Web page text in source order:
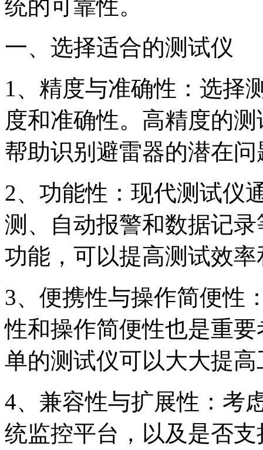
统的可靠性。
一、选择适合的测试仪
1、精度与准确性：选择
度和准确性。高精度的
帮助识别避雷器的潜在问
2、功能性：现代测试仪
测、自动报警和数据记
功能，可以提高测试效
3、便携性与操作简便性
性和操作简便性也是重
单的测试仪可以大大提
4、兼容性与扩展性：考
统监控平台，以及是否